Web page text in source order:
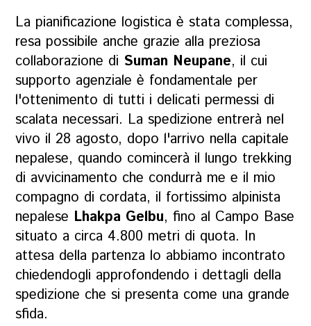
La pianificazione logistica è stata complessa,
resa possibile anche grazie alla preziosa
collaborazione di Suman Neupane, il cui
supporto agenziale è fondamentale per
l'ottenimento di tutti i delicati permessi di
scalata necessari. La spedizione entrerà nel
vivo il 28 agosto, dopo l'arrivo nella capitale
nepalese, quando comincerà il lungo trekking
di avvicinamento che condurrà me e il mio
compagno di cordata, il fortissimo alpinista
nepalese Lhakpa Gelbu, fino al Campo Base
situato a circa 4.800 metri di quota. In
attesa della partenza lo abbiamo incontrato
chiedendogli approfondendo i dettagli della
spedizione che si presenta come una grande
sfida.